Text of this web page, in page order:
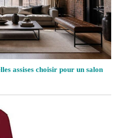
assises choisir pour un salon